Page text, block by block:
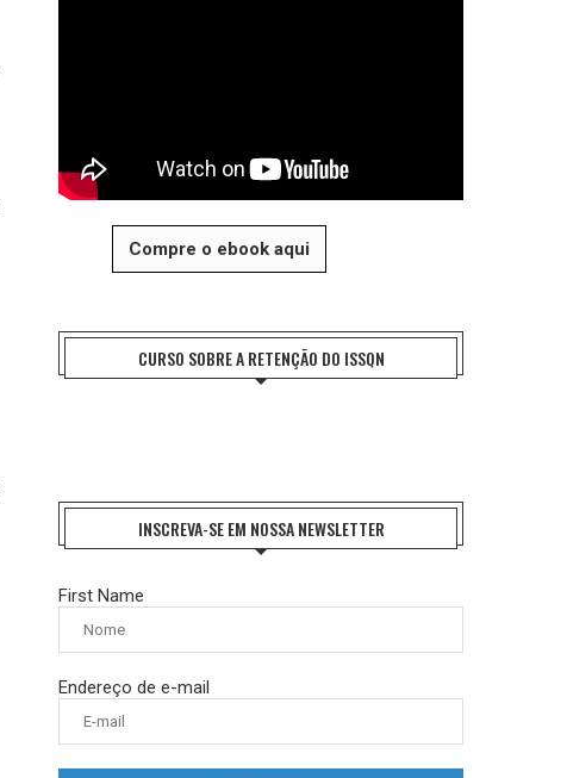
Compre o ebook aqui
CURSO SOBRE A RETENÇÃO DO ISSQN
INSCREVA-SE EM NOSSA NEWSLETTER
First Name
Endereço de e-mail